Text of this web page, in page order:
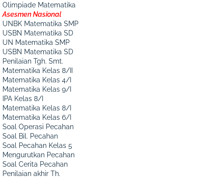
Olimpiade Matematika
Asesmen Nasional
UNBK Matematika SMP
USBN Matematika SD
UN Matematika SMP
USBN Matematika SD
Penilaian Tgh. Smt.
Matematika Kelas 8/II
Matematika Kelas 4/I
Matematika Kelas 9/I
IPA Kelas 8/I
Matematika Kelas 8/I
Matematika Kelas 6/I
Soal Operasi Pecahan
Soal Bil. Pecahan
Soal Pecahan Kelas 5
Mengurutkan Pecahan
Soal Cerita Pecahan
Penilaian akhir Th.